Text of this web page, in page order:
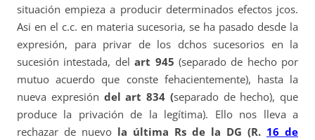
situación empieza a producir determinados efectos jcos.
Asi en el c.c. en materia sucesoria, se ha pasado desde la
expresión, para privar de los dchos sucesorios en la
sucesión intestada, delart 945 (separado de hecho por
mutuo acuerdo que conste fehacientemente), hasta la
nueva expresión del art 834 (separado de hecho), que
produce la privación de la legítima). Ello nos lleva a
rechazar de nuevo la última Rs de la DG (R. 16 de